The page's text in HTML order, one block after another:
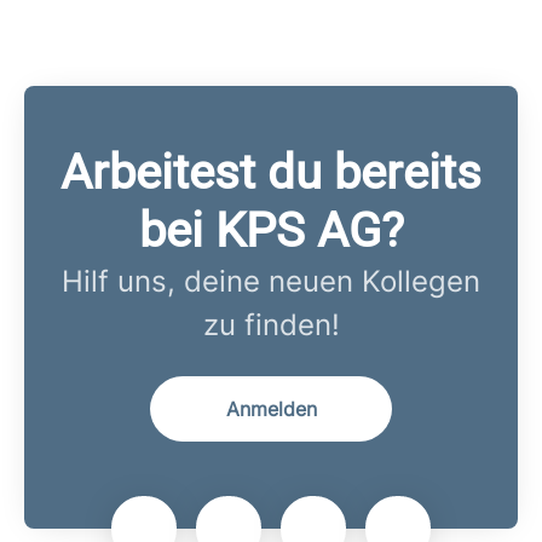
Arbeitest du bereits
bei KPS AG?
Hilf uns, deine neuen Kollegen
zu finden!
Anmelden